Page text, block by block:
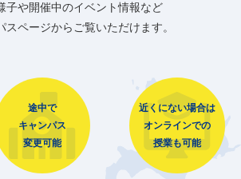
子や開催中のイベント情報など
スページからご覧いただけます。
途中で
キャンパス
変更可能
近くにない場合は
オンラインでの
授業も可能